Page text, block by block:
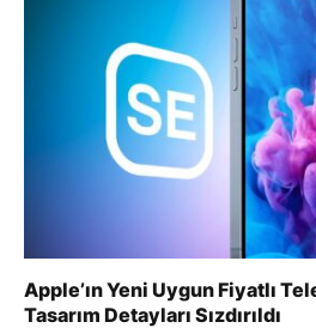
Apple’ın Yeni Uygun Fiyatlı
Tasarım Detayları Sızdırıldı